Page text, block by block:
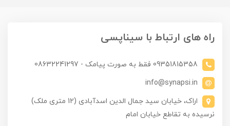
راه های ارتباط با سیناپسی
09351815358 فقط به صورت پیامک - 08632241297
info@synapsi.in
اراک، خیابان سید جمال الدین اسدآبادی (12 متری ملک)
نرسیده به تقاطع خیابان امام